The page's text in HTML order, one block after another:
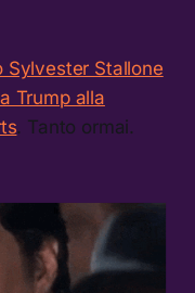
Sylvester Stallone
Trump alla
. Tanto ormai.